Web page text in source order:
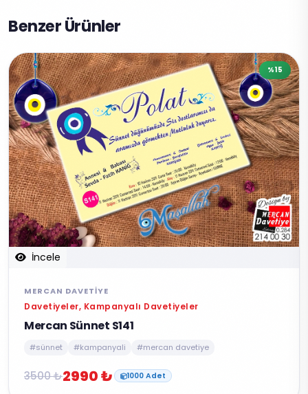
Benzer Ürünler
İncele
%15
MERCAN DAVETIYE
Davetiyeler, Kampanyalı Davetiyeler
Mercan Sünnet S141
#sünnet #kampanyali #mercan davetiye
3500 ₺2990 ₺ 1000 Adet